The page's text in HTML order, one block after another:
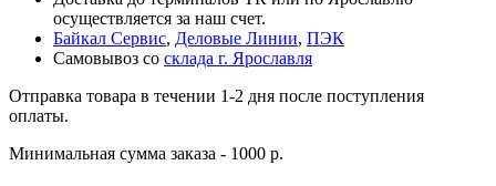
осуществляется за наш счет.
Байкал Сервис, Деловые Линии, ПЭК
Самовывоз со склада г. Ярославля
Отправка товара в течении 1-2 дня после поступления
оплаты.
Минимальная сумма заказа - 1000 р.